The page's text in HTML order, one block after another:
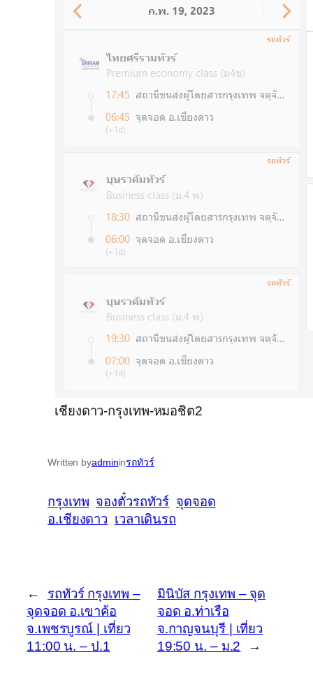
เชียงดาว-กรุงเทพ-หมอชิต2
Written byadmininรถทัวร์
กรุงเทพ จองตั๋วรถทัวร์ จุดจอด
อ.เชียงดาว เวลาเดินรถ
←
รถทัวร์ กรุงเทพ –
จุดจอด อ.เขาค้อ
จ.เพชรบูรณ์ | เที่ยว
11:00 น. – ป.1
มินิบัส กรุงเทพ – จุด
จอด อ.ท่าเรือ
จ.กาญจนบุรี | เที่ยว
19:50 น. – ม.2
→